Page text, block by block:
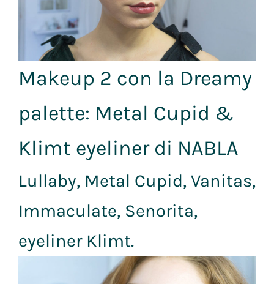
Makeup 2 con la Dreamy
palette: Metal Cupid &
Klimt eyeliner di NABLA
Lullaby, Metal Cupid, Vanitas,
Immaculate, Senorita,
eyeliner Klimt.